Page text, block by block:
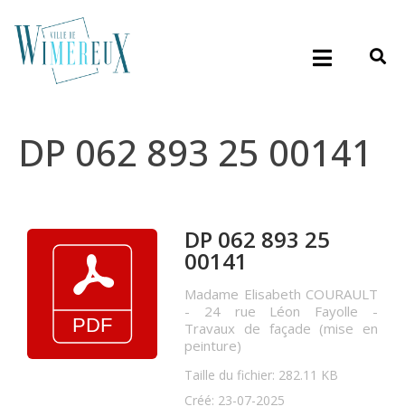
DP 062 893 25 00141
DP 062 893 25
00141
Madame Elisabeth COURAULT
- 24 rue Léon Fayolle -
Travaux de façade (mise en
peinture)
Taille du fichier: 282.11 KB
Créé: 23-07-2025